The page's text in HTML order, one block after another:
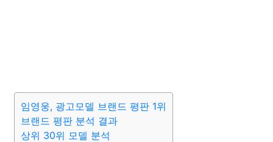
임영웅, 광고모델 브랜드 평판 1위
브랜드 평판 분석 결과
상위 30위 모델 분석